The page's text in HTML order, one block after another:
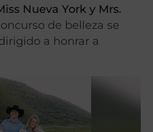
Nueva York y Mrs.
de belleza se
a honrar a